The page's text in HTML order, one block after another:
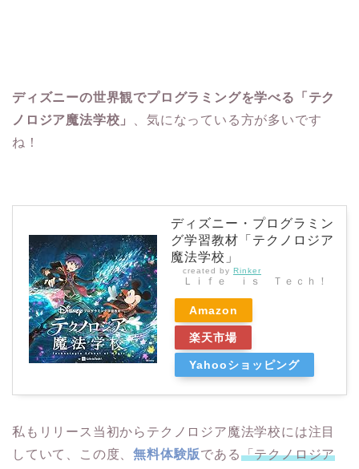
ディズニーの世界観でプログラミングを学べる「テク
ノロジア魔法学校」
、気になっている方が多いです
ね！
ディズニー・プログラミン
グ学習教材「テクノロジア
魔法学校」
created by Rinker
Ｌｉｆｅ ｉｓ Ｔｅｃｈ！
Amazon
楽天市場
Yahooショッピング
私もリリース当初からテクノロジア魔法学校には注目
していて、この度、無料体験版である「テクノロジア